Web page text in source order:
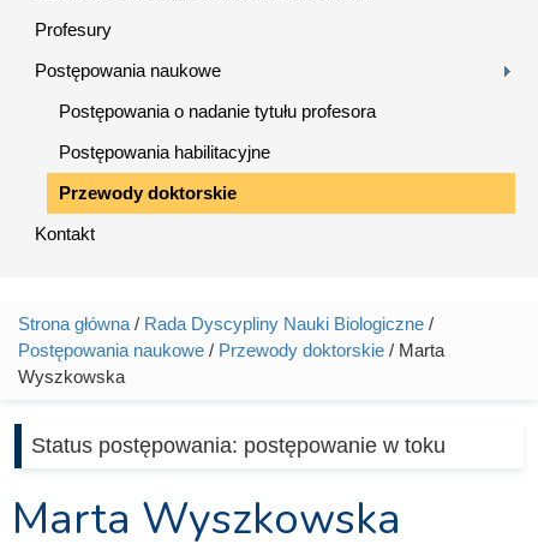
Profesury
Postępowania naukowe
Postępowania o nadanie tytułu profesora
Postępowania habilitacyjne
Przewody doktorskie
Kontakt
Jesteś tutaj
Strona główna / Rada Dyscypliny Nauki Biologiczne /
Postępowania naukowe / Przewody doktorskie / Marta
Wyszkowska
Status postępowania: postępowanie w toku
Marta Wyszkowska